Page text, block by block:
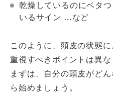
乾燥しているのにベタ
いるサイン …など
このように、頭皮の状態
重視すべきポイントは異な
まずは、自分の頭皮がど
ら始めましょう。